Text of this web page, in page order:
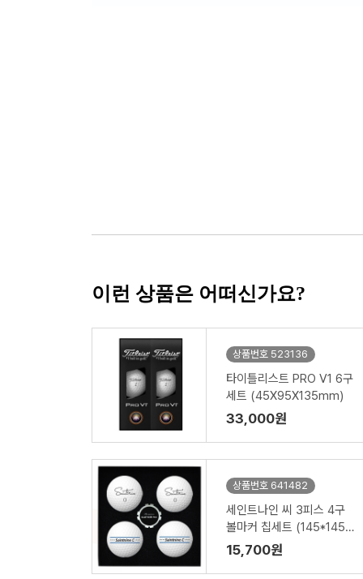
이런 상품은 어떠신가요?
상품번호 523136
타이틀리스트 PRO V1 6구
세트 (45X95X135mm)
33,000원
상품번호 641482
세인트나인 씨 3피스 4구
볼마커 칩세트 (145*145*
45mm)
15,700원